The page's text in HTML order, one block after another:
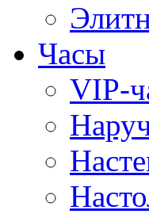
Часы
VIP-